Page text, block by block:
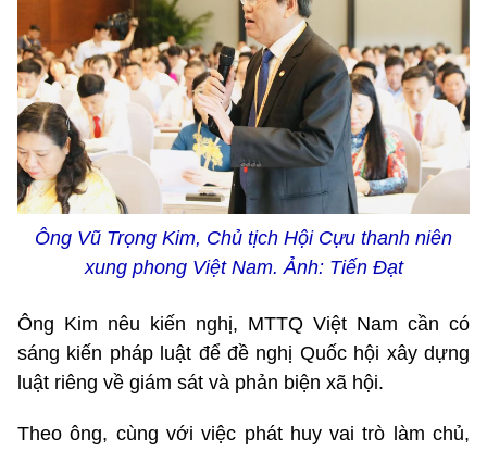
Ông Vũ Trọng Kim, Chủ tịch Hội Cựu thanh niên
xung phong Việt Nam. Ảnh: Tiến Đạt
Ông Kim nêu kiến nghị, MTTQ Việt Nam cần có
sáng kiến pháp luật để đề nghị Quốc hội xây dựng
luật riêng về giám sát và phản biện xã hội.
Theo ông, cùng với việc phát huy vai trò làm chủ,